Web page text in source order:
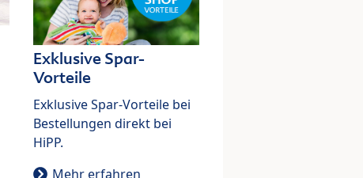
Exklusive Spar-
Vorteile
Exklusive Spar-Vorteile bei
Bestellungen direkt bei
HiPP.
Mehr erfahren